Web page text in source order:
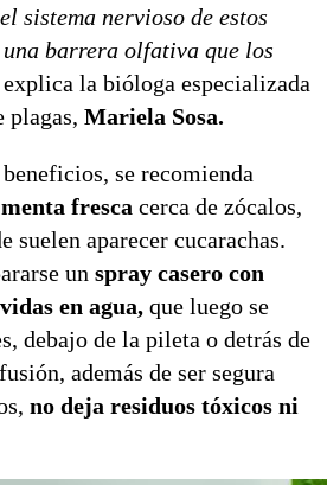
sistema nervioso de estos
barrera olfativa que los
explica la bióloga especializada
plagas, Mariela Sosa.
se recomienda
fresca cerca de zócalos,
suelen aparecer cucarachas.
un spray casero con
en agua, que luego se
debajo de la pileta o detrás de
además de ser segura
no deja residuos tóxicos ni